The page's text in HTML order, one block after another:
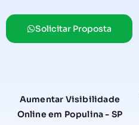
Solicitar Proposta
Aumentar Visibilidade
Online em Populina - SP